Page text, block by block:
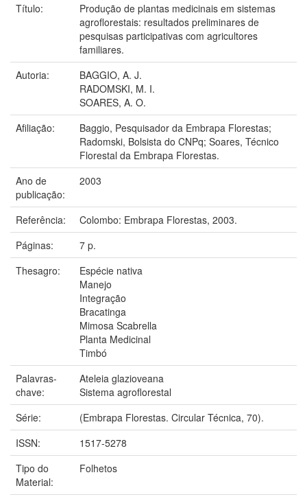
Título:
Produção de plantas medicinais em sistemas
agroflorestais: resultados preliminares de
pesquisas participativas com agricultores
familiares.
Autoria:
BAGGIO, A. J.
RADOMSKI, M. I.
SOARES, A. O.
Afiliação:
Baggio, Pesquisador da Embrapa Florestas;
Radomski, Bolsista do CNPq; Soares, Técnico
Florestal da Embrapa Florestas.
Ano de
publicação:
2003
Referência:
Colombo: Embrapa Florestas, 2003.
Páginas:
7 p.
Thesagro:
Espécie nativa
Manejo
Integração
Bracatinga
Mimosa Scabrella
Planta Medicinal
Timbó
Palavras-
chave:
Ateleia glazioveana
Sistema agroflorestal
Série:
(Embrapa Florestas. Circular Técnica, 70).
ISSN:
1517-5278
Tipo do
Material:
Folhetos